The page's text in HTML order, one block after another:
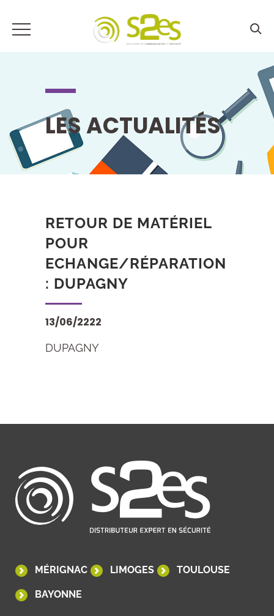
LES ACTUALITÉS
RETOUR DE MATÉRIEL
POUR
ECHANGE/RÉPARATION
: DUPAGNY
13/06/2222
DUPAGNY
MÉRIGNAC LIMOGES TOULOUSE
BAYONNE